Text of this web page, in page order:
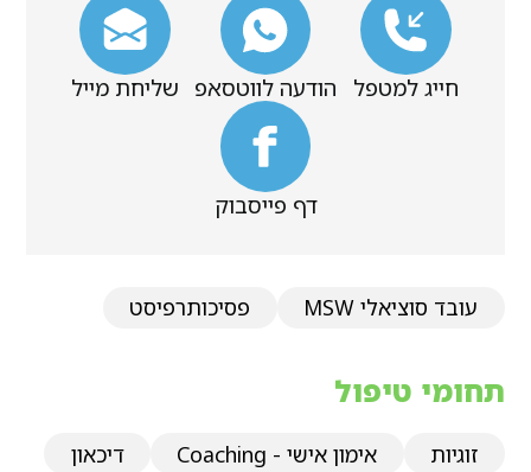
חייג למטפל הודעה לווטסאפ שליחת מייל
דף פייסבוק
עובד סוציאלי MSW פסיכותרפיסט
תחומי טיפול
זוגיות אימון אישי - Coaching
דיכאון